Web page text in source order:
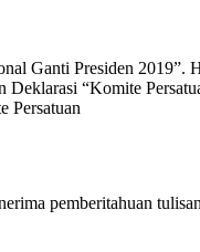
Ganti Presiden
“Komite
Persatuan
pemberitahuan